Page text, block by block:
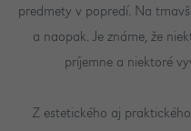
predmety v popredí. Na
a naopak. Je známe, že
príjemne a niektoré
Z estetického aj